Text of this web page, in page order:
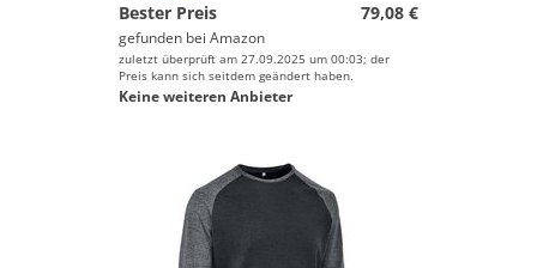
Bester Preis
79,08 €
gefunden bei Amazon
zuletzt überprüft am 27.09.2025 um 00:03; der
Preis kann sich seitdem geändert haben.
Keine weiteren Anbieter